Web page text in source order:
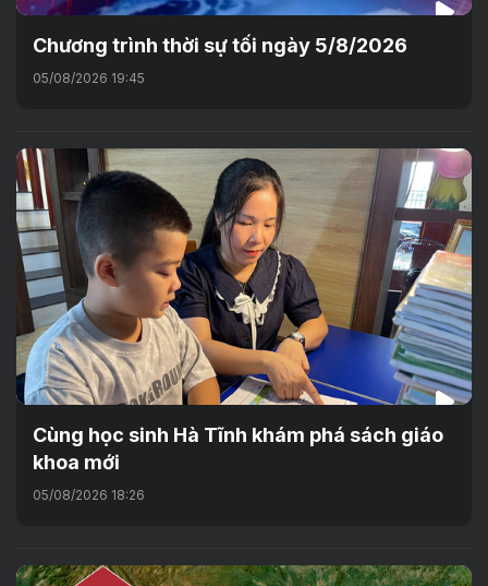
Chương trình thời sự tối ngày 5/8/2026
05/08/2026 19:45
Cùng học sinh Hà Tĩnh khám phá sách giáo
khoa mới
05/08/2026 18:26